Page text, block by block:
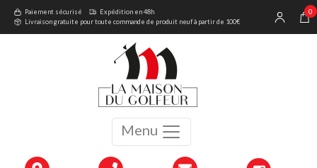
Menu
Paiement sécurisé
Expédition en 48h
Livraison gratuite pour toute commande de produit neuf à partir de 100€
0